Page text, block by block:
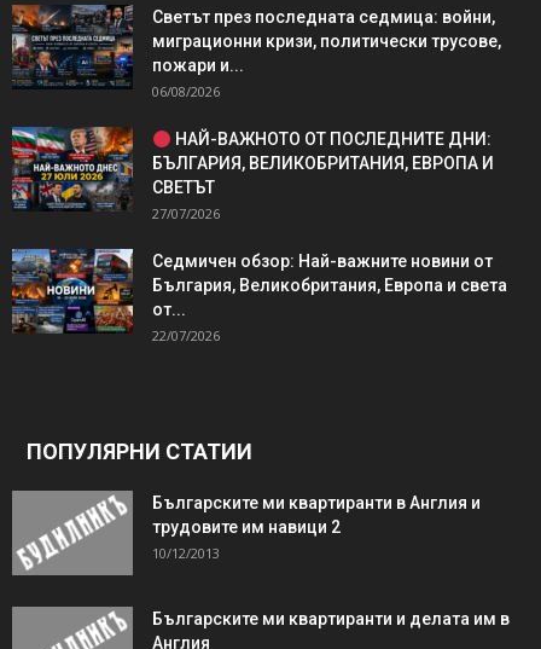
Светът през последната седмица: войни,
миграционни кризи, политически трусове,
пожари и...
06/08/2026
НАЙ-ВАЖНОТО ОТ ПОСЛЕДНИТЕ ДНИ:
БЪЛГАРИЯ, ВЕЛИКОБРИТАНИЯ, ЕВРОПА И
СВЕТЪТ
27/07/2026
Седмичен обзор: Най-важните новини от
България, Великобритания, Европа и света
от...
22/07/2026
ПОПУЛЯРНИ СТАТИИ
Българските ми квартиранти в Англия и
трудовите им навици 2
10/12/2013
Българските ми квартиранти и делата им в
Англия